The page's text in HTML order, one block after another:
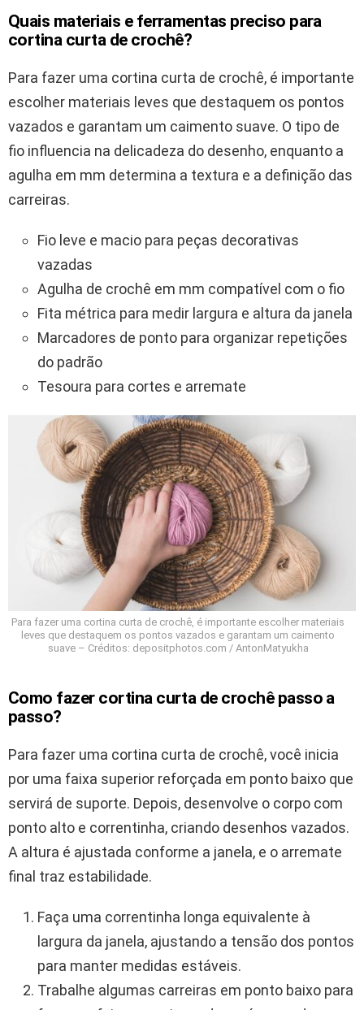
Quais materiais e ferramentas preciso para
cortina curta de crochê?
Para fazer uma cortina curta de crochê, é importante
escolher materiais leves que destaquem os pontos
vazados e garantam um caimento suave. O tipo de
fio influencia na delicadeza do desenho, enquanto a
agulha em mm determina a textura e a definição das
carreiras.
Fio leve e macio para peças decorativas
vazadas
Agulha de crochê em mm compatível com o fio
Fita métrica para medir largura e altura da janela
Marcadores de ponto para organizar repetições
do padrão
Tesoura para cortes e arremate
Para fazer uma cortina curta de crochê, é importante escolher materiais
leves que destaquem os pontos vazados e garantam um caimento
suave – Créditos: depositphotos.com / AntonMatyukha
Como fazer cortina curta de crochê passo a
passo?
Para fazer uma cortina curta de crochê, você inicia
por uma faixa superior reforçada em ponto baixo que
servirá de suporte. Depois, desenvolve o corpo com
ponto alto e correntinha, criando desenhos vazados.
A altura é ajustada conforme a janela, e o arremate
final traz estabilidade.
Faça uma correntinha longa equivalente à
largura da janela, ajustando a tensão dos pontos
para manter medidas estáveis.
Trabalhe algumas carreiras em ponto baixo para